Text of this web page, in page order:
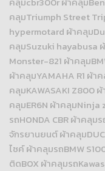
คลุมTriumph Street
hypermotard ผ้าคลุม
คลุมSuzuki hayabusa
Monster-821 ผ้าคลุม
ผ้าคลุมYAMAHA R1 ผ้
คลุมKAWASAKI Z800
คลุมER6N ผ้าคลุมNinja
รถHONDA CBR ผ้าคลุ
จักรยานยนต์ ผ้าคลุม
ไซค์ ผ้าคลุมรถBMW
ติดBOX ผ้าคลุมรถ